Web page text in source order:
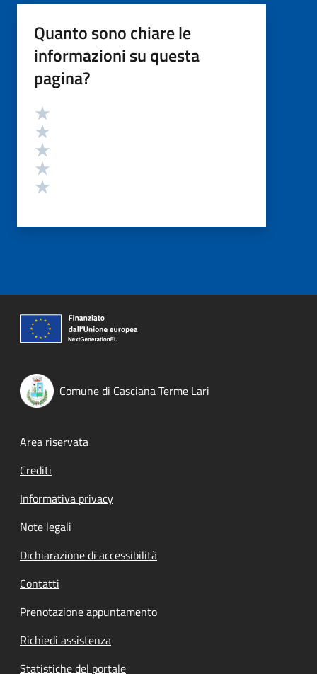
Quanto sono chiare le
informazioni su questa
pagina?
Valutazione
Comune di Casciana Terme Lari
Footer menu
Area riservata
Crediti
Informativa privacy
Note legali
Dichiarazione di accessibilità
Contatti
Prenotazione appuntamento
Richiedi assistenza
Statistiche del portale